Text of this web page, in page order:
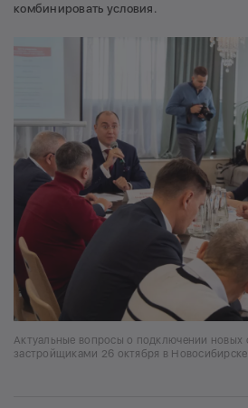
комбинировать условия.
Актуальные вопросы о подключении новых
застройщиками 26 октября в Новосибирске